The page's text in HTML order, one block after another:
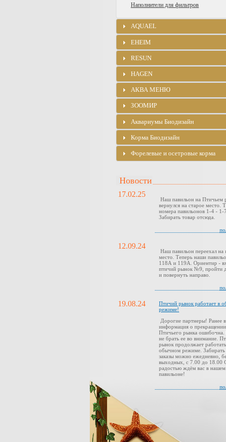
Наполнители для фильтров
AQUAEL
EHEIM
RESUN
HAGEN
АКВА МЕНЮ
ЗООМИР
Аквариумы Биодизайн
Корма Биодизайн
Форелевые и осетровые корма
Новости
17.02.25
Наш павильон на Птичьем
вернулся на старое место.
номера павильонов 1-4 - 1-7.
Забирать товар отсюда.
12.09.24
Наш павильон переехал на
место. Теперь наши
118А и 119А. Ориентир -
птичий рынок №9, пройти
и повернуть направо.
19.08.24
Птичий рынок работает в
режиме!
Дорогие партнеры! Ранее
информация о
Птичьего рынка
не брать ее во внимание.
рынок продолжает
обычном режиме. Забирать
заказы можно ежедневно,
выходных, с 7.00 до 18.00
радостью ждём вас в нашем
павильоне!